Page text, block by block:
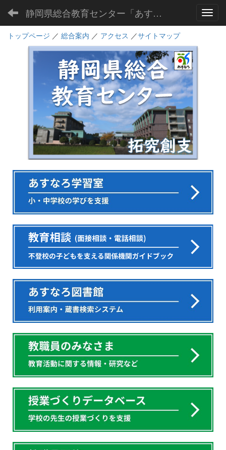
静岡県総合教育センター「あすなろ」
トップページ ／ 総合案内 ／ アクセス ／サイトマップ